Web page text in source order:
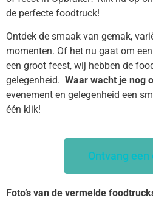
de perfecte foodtruck!
Ontdek de smaak van gemak,
momenten. Of het nu gaat om
een groot feest, wij hebben de
gelegenheid. Waar wacht je nog
evenement en gelegenheid een
één klik!
Ontvang
Foto’s van de vermelde